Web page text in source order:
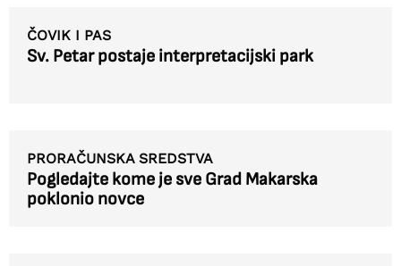
ČOVIK I PAS
Sv. Petar postaje interpretacijski park
PRORAČUNSKA SREDSTVA
Pogledajte kome je sve Grad Makarska
poklonio novce